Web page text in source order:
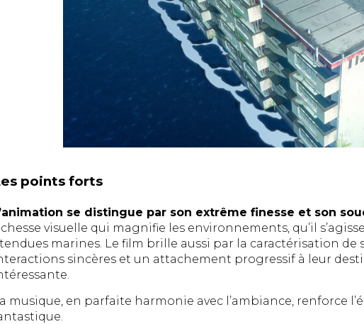
points forts
se distingue par son extrême finesse et son
visuelle qui magnifie les environnements, qu’il
marines. Le film brille aussi par la caractérisation
sincères et un attachement progressif à leur
musique, en parfaite harmonie avec l’ambiance, renforce